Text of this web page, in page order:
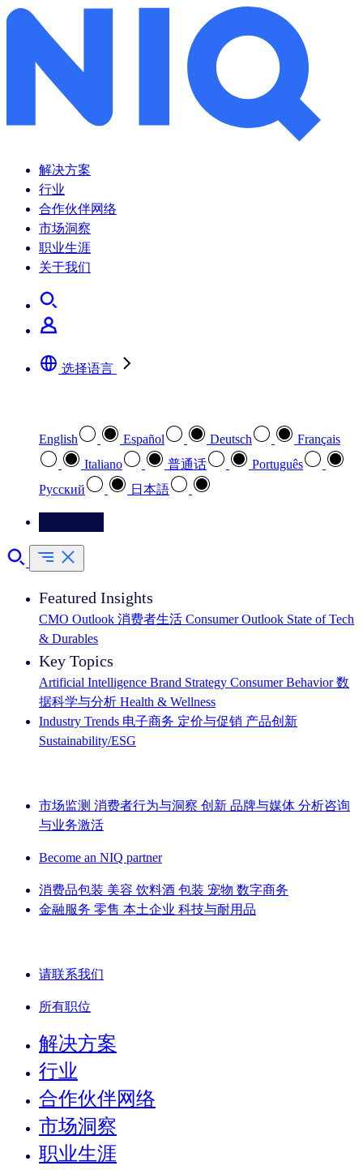
解决方案
行业
合作伙伴网络
市场洞察
职业生涯
关于我们
选择语言
English Español Deutsch
Français
Italiano
普通话
Português
Pусский
日本語
Featured Insights
CMO Outlook 消费者生活 Consumer Outlook State of Tech
& Durables
Key Topics
Artificial Intelligence Brand Strategy Consumer Behavior 数
据科学与分析 Health & Wellness
Industry Trends 电子商务 定价与促销 产品创新
Sustainability/ESG
市场监测 消费者行为与洞察 创新 品牌与媒体 分析咨询
与业务激活
Become an NIQ partner
消费品包装 美容 饮料酒 包装 宠物 数字商务
金融服务 零售 本土企业 科技与耐用品
请联系我们
所有职位
解决方案
行业
合作伙伴网络
市场洞察
职业生涯